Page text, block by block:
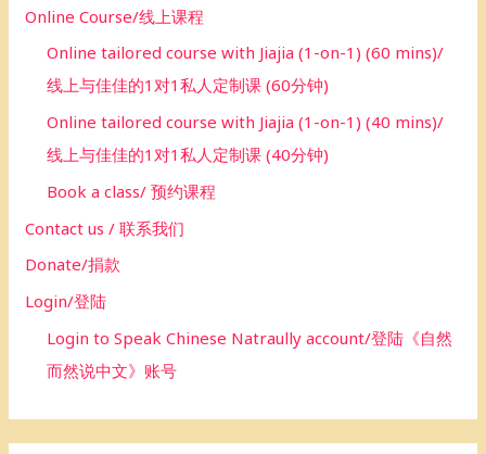
Online Course/线上课程
Online tailored course with Jiajia (1-on-1) (60 mins)/
线上与佳佳的1对1私人定制课 (60分钟)
Online tailored course with Jiajia (1-on-1) (40 mins)/
线上与佳佳的1对1私人定制课 (40分钟)
Book a class/ 预约课程
Contact us / 联系我们
Donate/捐款
Login/登陆
Login to Speak Chinese Natraully account/登陆《自然
而然说中文》账号